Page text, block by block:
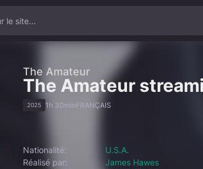
The Amateur
The Amateur
2025 1h 30minFRANÇAIS
Nationalité:
U.S.A.
Réalisé par:
James Hawes